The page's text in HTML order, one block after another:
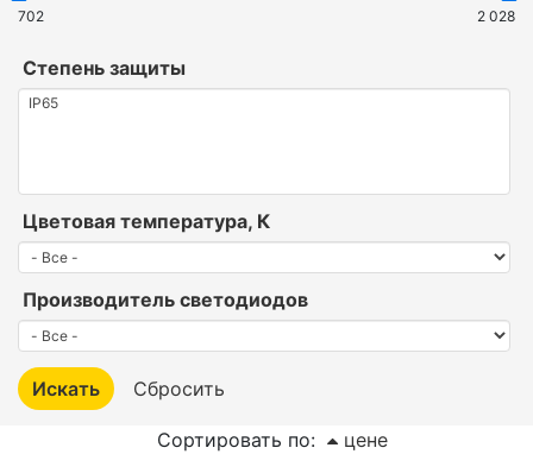
702 2 028
Степень защиты
Цветовая температура, К
Производитель светодиодов
Сортировать по: цене